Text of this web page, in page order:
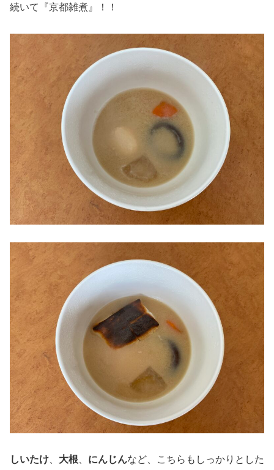
続いて『京都雑煮』！！
しいたけ 大根 にんじんなど、こちらもしっかりとした